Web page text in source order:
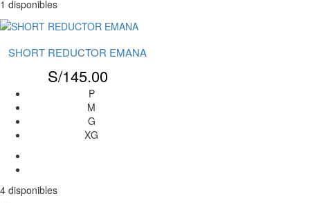
1 disponibles
SHORT REDUCTOR EMANA
S/145.00
P
M
G
XG
4 disponibles